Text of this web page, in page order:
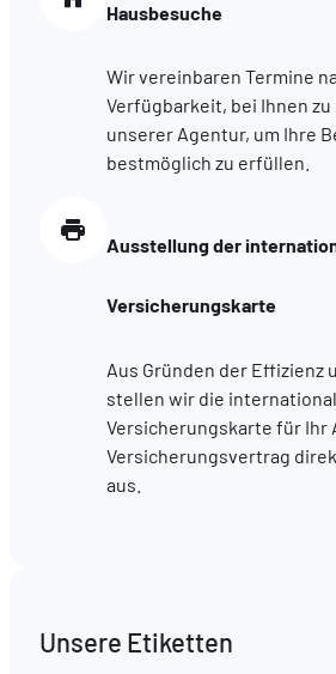
Hausbesuche
Wir vereinbaren Termine
Verfügbarkeit, bei Ihnen zu
unserer Agentur, um Ihre
bestmöglich zu erfüllen.
Ausstellung der
Versicherungskarte
Aus Gründen der Effizienz
stellen wir die
Versicherungskarte für Ihr
Versicherungsvertrag
aus.
Unsere Etiketten